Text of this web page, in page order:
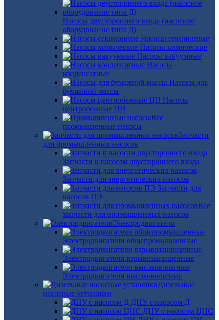
Насосы двустороннего входа (насосное
оборудование типа Д)
Насосы секционные
Насосы химические
Насосы вакуумные
Насосы
конденсатные
Насосы для
бумажной массы
Насосы
центробежные ЦН
Все
промышленные насосы
Запчасти
для промышленных насосов
Запчасти к насосам двустороннего входа
Запчасти для энергетических насосов
Запчасти для
насосов ПЭ
Все
запчасти для промышленных насосов
Электродвигатели
Электродвигатели общепромышленные
Электродвигатели взрывозащищенные
Электродвигатели высоковольтные
Дизельные
насосные установки
ДНУ с насосом Д
ДНУ с насосом ЦНС